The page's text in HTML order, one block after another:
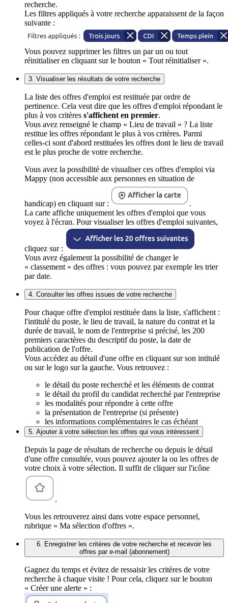
recherche.
Les filtres appliqués à votre recherche apparaissent de la façon
suivante :
Vous pouvez supprimer les filtres un par un ou tout
réinitialiser en cliquant sur le bouton « Tout réinitialiser ».
3. Visualiser les résultats de votre recherche
La liste des offres d'emploi est restituée par ordre de
pertinence. Cela veut dire que les offres d'emploi répondant le
plus à vos critères s'affichent en premier.
Vous avez renseigné le champ « Lieu de travail » ? La liste
restitue les offres répondant le plus à vos critères. Parmi
celles-ci sont d'abord restituées les offres dont le lieu de travail
est le plus proche de votre recherche.
Vous avez la possibilité de visualiser ces offres d'emploi via
Mappy (non accessible aux personnes en situation de
handicap) en cliquant sur :
.
La carte affiche uniquement les offres d'emploi que vous
voyez à l'écran. Pour visualiser les offres d'emploi suivantes,
cliquez sur :
Vous avez également la possibilité de changer le
« classement » des offres : vous pouvez par exemple les trier
par date.
4. Consulter les offres issues de votre recherche
Pour chaque offre d'emploi restituée dans la liste, s'affichent :
l'intitulé du poste, le lieu de travail, la nature du contrat et la
durée de travail, le nom de l'entreprise si précisé, les 200
premiers caractères du descriptif du poste, la date de
publication de l'offre.
Vous accédez au détail d'une offre en cliquant sur son intitulé
ou sur le logo sur la gauche. Vous retrouvez :
le détail du poste recherché et les éléments de contrat
le détail du profil du candidat recherché par l'entreprise
les modalités pour répondre à cette offre
la présentation de l'entreprise (si présente)
les informations complémentaires le cas échéant
5. Ajouter à votre sélection les offres qui vous intéressent
Depuis la page de résultats de recherche ou depuis le détail
d'une offre consultée, vous pouvez ajouter la ou les offres de
votre choix à votre sélection. Il suffit de cliquer sur l'icône
.
Vous les retrouverez ainsi dans votre espace personnel,
rubrique « Ma sélection d'offres ».
6. Enregistrer les critères de votre recherche et recevoir les
offres par e-mail (abonnement)
Gagnez du temps et évitez de ressaisir les critères de votre
recherche à chaque visite ! Pour cela, cliquez sur le bouton
« Créer une alerte » :